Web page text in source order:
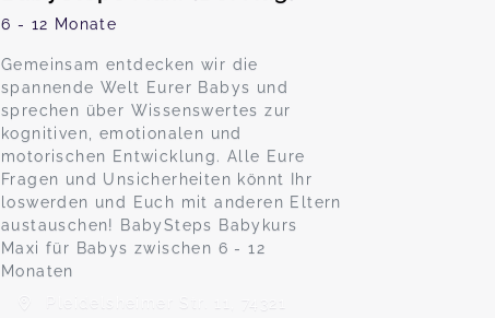
6 - 12 Monate
Gemeinsam entdecken wir die
spannende Welt Eurer Babys und
sprechen über Wissenswertes zur
kognitiven, emotionalen und
motorischen Entwicklung. Alle Eure
Fragen und Unsicherheiten könnt Ihr
loswerden und Euch mit anderen Eltern
austauschen! BabySteps Babykurs
Maxi für Babys zwischen 6 - 12
Monaten
Pleidelsheimer Str. 11, 74321